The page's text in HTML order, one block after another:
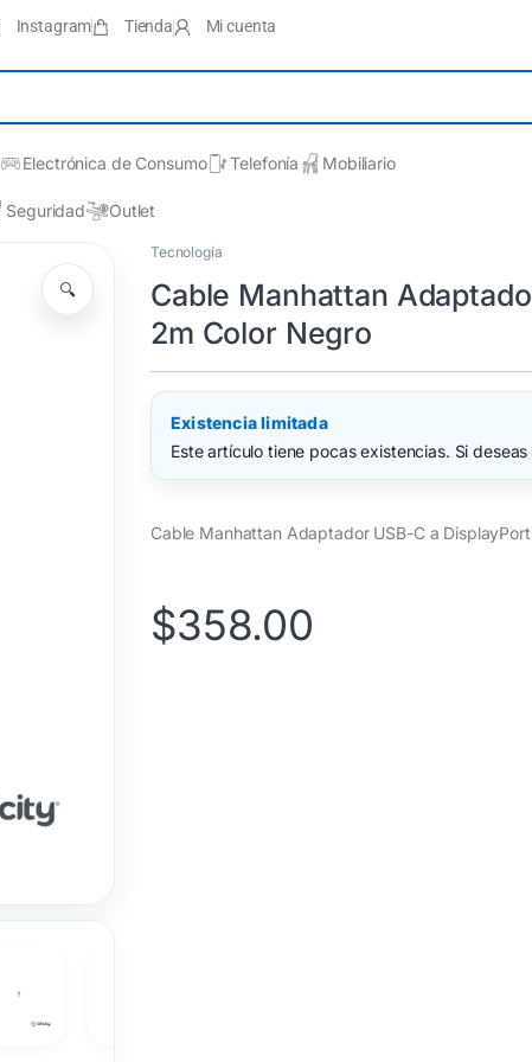
Instagram Tienda Mi cuenta
Electrónica de Consumo Telefonía Mobiliario
Seguridad Outlet
🔍
Tecnología
Cable Manhattan
2m Color Negro
Existencia limitada
Este artículo tiene pocas existencias. Si
Cable Manhattan Adaptador USB-C a
$358.00